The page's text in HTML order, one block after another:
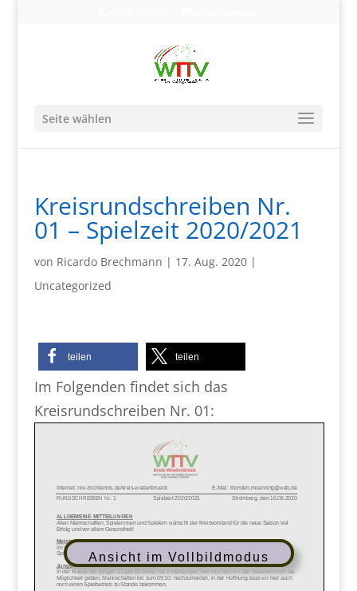
Seite wählen
Kreisrundschreiben Nr.
01 – Spielzeit 2020/2021
von Ricardo Brechmann | 17. Aug. 2020|
Uncategorized
teilen teilen
Im Folgenden findet sich das
Kreisrundschreiben Nr. 01:
Ansicht im Vollbildmodus